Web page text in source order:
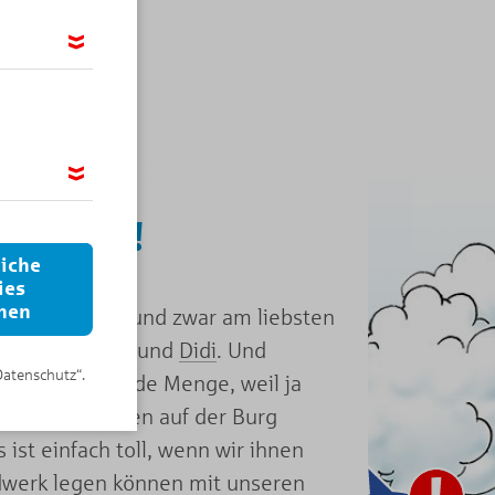
Dodo!
zu erleben und zwar am liebsten
besten Freund Didi. Und
auf KNAX jede Menge, weil ja
oben auf der Burg
ist einfach toll, wenn wir ihnen
legen können mit unseren
Adresse